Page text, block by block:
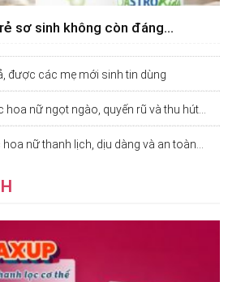
sơ sinh không còn đáng...
được các mẹ mới sinh tin dùng
hoa nữ ngọt ngào, quyến rũ và thu hút...
nữ thanh lịch, dịu dàng và an toàn...